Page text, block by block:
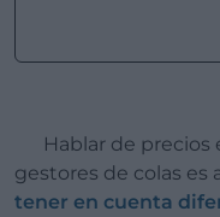
Hablar de precios exactos dentro del sector de los
gestores de colas es
tener en cuenta